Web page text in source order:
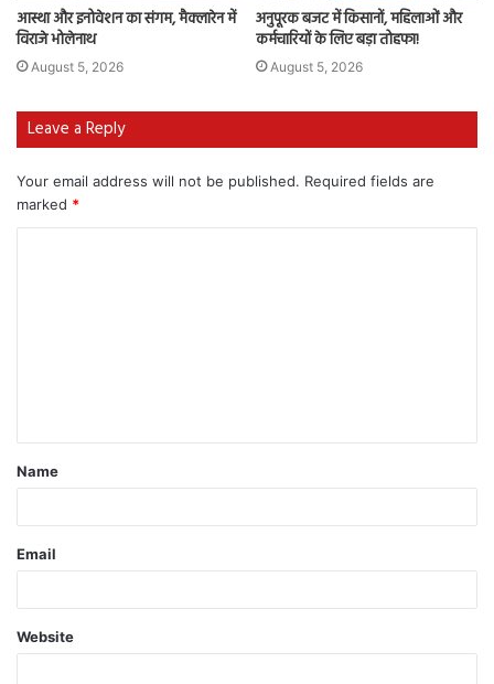
आस्था और इनोवेशन का संगम, मैक्लारेन में
विराजे भोलेनाथ
August 5, 2026
अनुपूरक बजट में किसानों, महिलाओं और
कर्मचारियों के लिए बड़ा तोहफा!
August 5, 2026
Leave a Reply
Your email address will not be published. Required fields are
marked *
Name
Email
Website